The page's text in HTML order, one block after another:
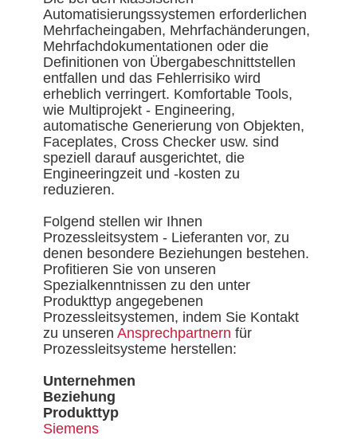
Automatisierungssystemen erforderlichen
Mehrfacheingaben, Mehrfachänderungen,
Mehrfachdokumentationen oder die
Definitionen von Übergabeschnittstellen
entfallen und das Fehlerrisiko wird
erheblich verringert. Komfortable Tools,
wie Multiprojekt - Engineering,
automatische Generierung von Objekten,
Faceplates, Cross Checker usw. sind
speziell darauf ausgerichtet, die
Engineeringzeit und -kosten zu
reduzieren.
Folgend stellen wir Ihnen
Prozessleitsystem - Lieferanten vor, zu
denen besondere Beziehungen bestehen.
Profitieren Sie von unseren
Spezialkenntnissen zu den unter
Produkttyp angegebenen
Prozessleitsystemen, indem Sie Kontakt
zu unseren Ansprechpartnern für
Prozessleitsysteme herstellen:
Unternehmen
Beziehung
Produkttyp
Siemens